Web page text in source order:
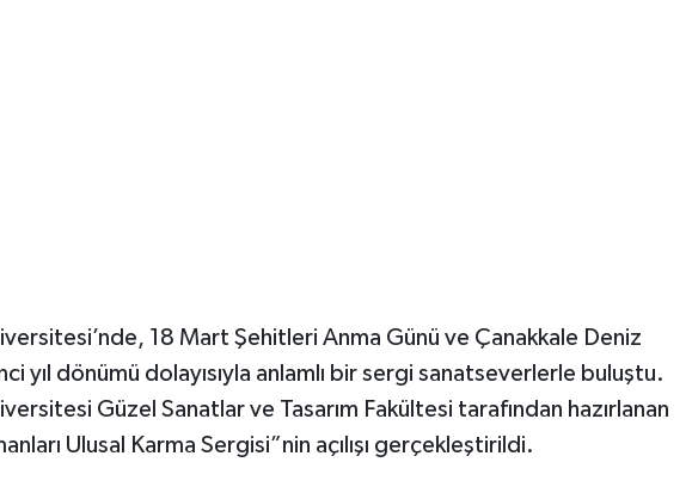
18 Mart Şehitleri Anma Günü ve Çanakkale Deniz
yıl dönümü dolayısıyla anlamlı bir sergi sanatseverlerle buluştu.
Güzel Sanatlar ve Tasarım Fakültesi tarafından hazırlanan
Ulusal Karma Sergisi”nin açılışı gerçekleştirildi.